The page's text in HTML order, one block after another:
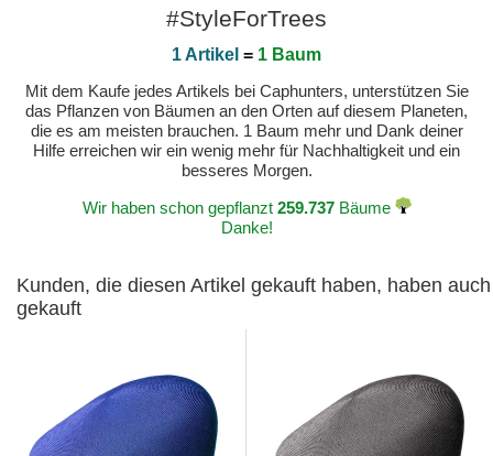
#StyleForTrees
1 Artikel = 1 Baum
Mit dem Kaufe jedes Artikels bei Caphunters, unterstützen Sie
das Pflanzen von Bäumen an den Orten auf diesem Planeten,
die es am meisten brauchen. 1 Baum mehr und Dank deiner
Hilfe erreichen wir ein wenig mehr für Nachhaltigkeit und ein
besseres Morgen.
Wir haben schon gepflanzt 259.737Bäume
Danke!
Kunden, die diesen Artikel gekauft haben, haben auch
gekauft